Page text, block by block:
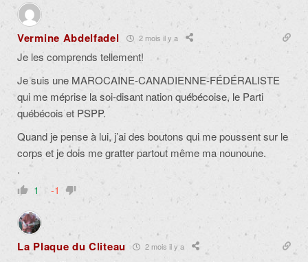
Vermine Abdelfadel 2 mois il y a
Je les comprends tellement!
Je suis une MAROCAINE-CANADIENNE-FÉDÉRALISTE
qui me méprise la soi-disant nation québécoise, le Parti
québécois et PSPP.
Quand je pense à lui, j’ai des boutons qui me poussent sur le
corps et je dois me gratter partout même ma nounoune.
.
1 -1
La Plaque du Cliteau 2 mois il y a